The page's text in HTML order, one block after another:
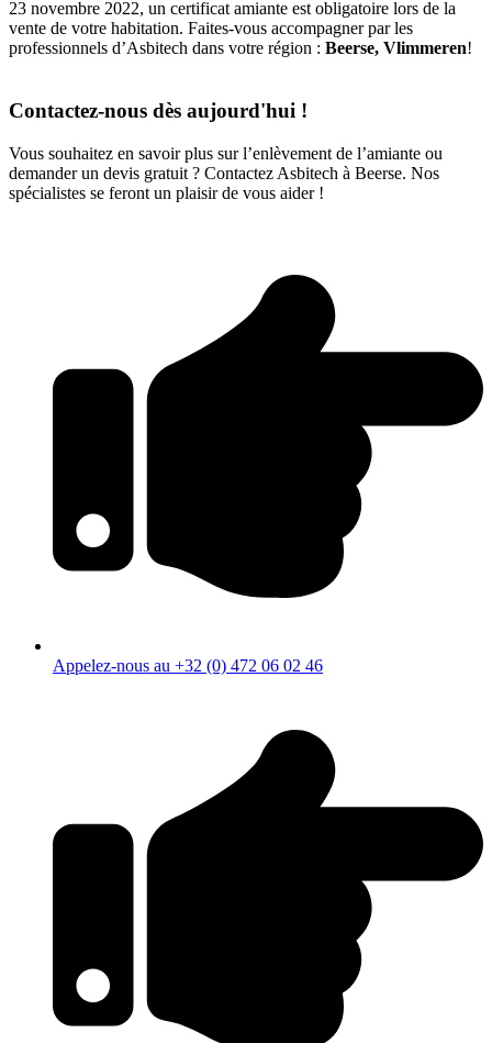
23 novembre 2022, un certificat amiante est obligatoire lors de la
vente de votre habitation. Faites-vous accompagner par les
professionnels d’Asbitech dans votre région : Beerse, Vlimmeren!
Contactez-nous dès aujourd'hui !
Vous souhaitez en savoir plus sur l’enlèvement de l’amiante ou
demander un devis gratuit ? Contactez Asbitech à Beerse. Nos
spécialistes se feront un plaisir de vous aider !
Appelez-nous au +32 (0) 472 06 02 46